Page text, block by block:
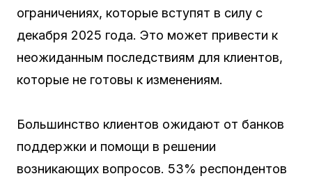
ограничениях, которые вступят в силу с
декабря 2025 года. Это может привести к
неожиданным последствиям для клиентов,
которые не готовы к изменениям.
Большинство клиентов ожидают от банков
поддержки и помощи в решении
возникающих вопросов. 53% респондентов